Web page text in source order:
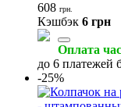
608 грн.
Кэшбэк 6 грн
Оплата
до 6 платежей
-25%